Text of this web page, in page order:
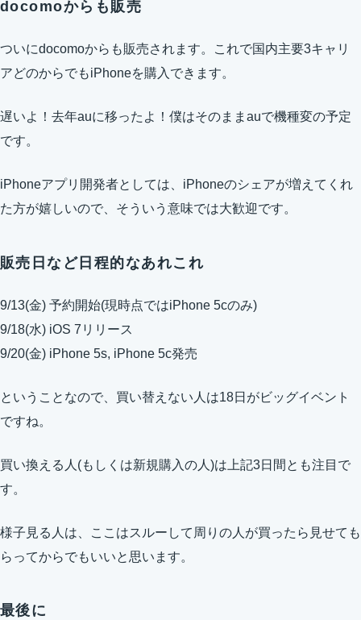
docomoからも販売
ついにdocomoからも販売されます。これで国内主要3キャリ
アどのからでもiPhoneを購入できます。
遅いよ！去年auに移ったよ！僕はそのままauで機種変の予定
です。
iPhoneアプリ開発者としては、iPhoneのシェアが増えてくれ
た方が嬉しいので、そういう意味では大歓迎です。
販売日など日程的なあれこれ
9/13(金) 予約開始(現時点ではiPhone 5cのみ)
9/18(水) iOS 7リリース
9/20(金) iPhone 5s, iPhone 5c発売
ということなので、買い替えない人は18日がビッグイベント
ですね。
買い換える人(もしくは新規購入の人)は上記3日間とも注目で
す。
様子見る人は、ここはスルーして周りの人が買ったら見せても
らってからでもいいと思います。
最後に